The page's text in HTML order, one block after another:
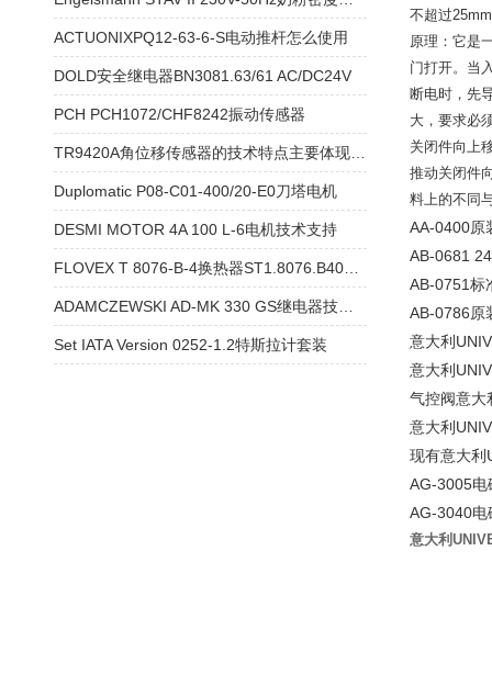
不超过
原理：它是
门打开。当
断电时，先
大，要求必
关闭件向上
推动关闭件
料上的不同
AA-0400原
AB-0681
AB-0751标
AB-0786原
意大利
意大利
气控阀意大
意大利
现有意大利
AG-3005电
AG-3040电
意大利
ACTUONIXPQ12-63-6-S电动推杆怎么使用
DOLD安全继电器BN3081.63/61 AC/DC24V
PCH PCH1072/CHF8242振动传感器
Duplomatic P08-C01-400/20-E0刀塔电机
DESMI MOTOR 4A 100 L-6电机技术支持
Set IATA Version 0252-1.2特斯拉计套装